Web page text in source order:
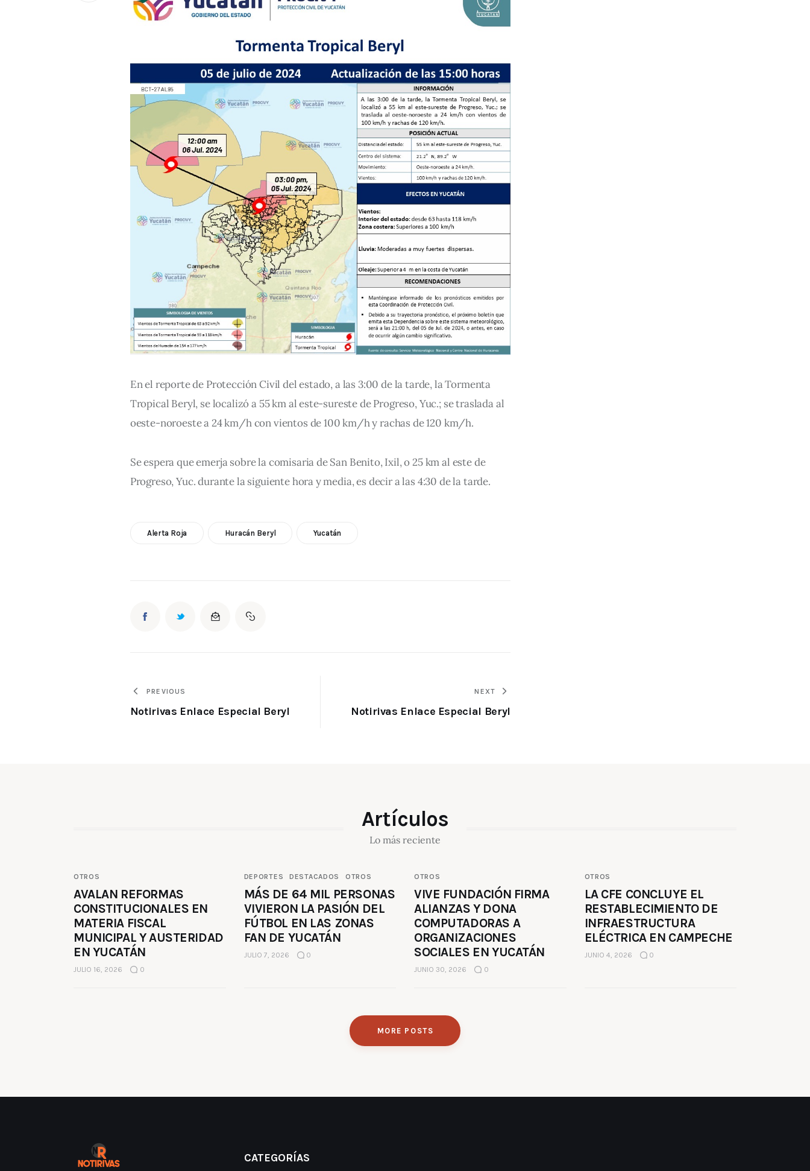
En el reporte de Protección Civil del estado, a las 3:00 de la tarde, la Tormenta
Tropical Beryl, se localizó a 55 km al este-sureste de Progreso, Yuc.; se traslada al
oeste-noroeste a 24 km/h con vientos de 100 km/h y rachas de 120 km/h.
Se espera que emerja sobre la comisaria de San Benito, Ixil, o 25 km al este de
Progreso, Yuc. durante la siguiente hora y media, es decir a las 4:30 de la tarde.
Alerta Roja Huracán Beryl Yucatán
PREVIOUS
Notirivas Enlace Especial Beryl
NEXT
Notirivas Enlace Especial Beryl
Artículos
Lo más reciente
OTROS
AVALAN REFORMAS
CONSTITUCIONALES EN
MATERIA FISCAL
MUNICIPAL Y AUSTERIDAD
EN YUCATÁN
JULIO 16, 2026 0
DEPORTES DESTACADOS OTROS
MÁS DE 64 MIL PERSONAS
VIVIERON LA PASIÓN DEL
FÚTBOL EN LAS ZONAS
FAN DE YUCATÁN
JULIO 7, 2026 0
OTROS
VIVE FUNDACIÓN FIRMA
ALIANZAS Y DONA
COMPUTADORAS A
ORGANIZACIONES
SOCIALES EN YUCATÁN
JUNIO 30, 2026 0
OTROS
LA CFE CONCLUYE EL
RESTABLECIMIENTO DE
INFRAESTRUCTURA
ELÉCTRICA EN CAMPECHE
JUNIO 4, 2026 0
MORE POSTS
CATEGORÍAS